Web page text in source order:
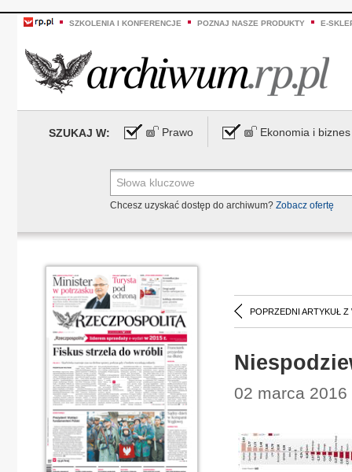
SZKOLENIA I KONFERENCJE POZNAJ NASZE PRODUKTY E-
SZUKAJ W: Prawo Ekonomia i biznes
Chcesz uzyskać dostęp do archiwum? Zobacz ofertę
POPRZEDNI ARTYKUŁ Z
02 marca